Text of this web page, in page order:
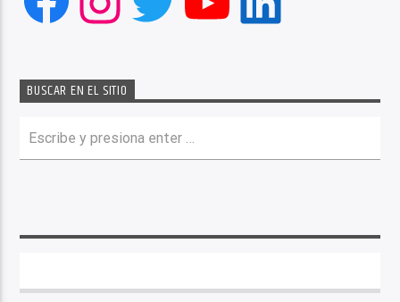
BUSCAR EN EL SITIO